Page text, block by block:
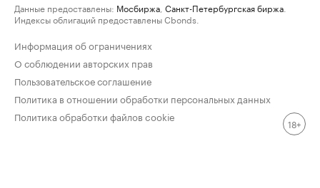
Данные предоставлены: Мосбиржа Санкт-Петербургская биржа
Индексы облигаций предоставлены Cbonds.
Информация об ограничениях
О соблюдении авторских прав
Пользовательское соглашение
Политика в отношении обработки персональных данных
Политика обработки файлов cookie
18+